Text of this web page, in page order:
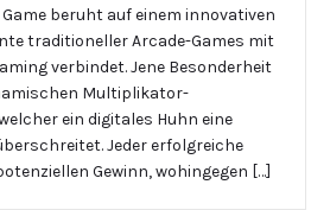
beruht auf einem innovativen
traditioneller Arcade-Games mit
verbindet. Jene Besonderheit
Multiplikator-
ein digitales Huhn eine
Jeder erfolgreiche
Gewinn, wohingegen […]